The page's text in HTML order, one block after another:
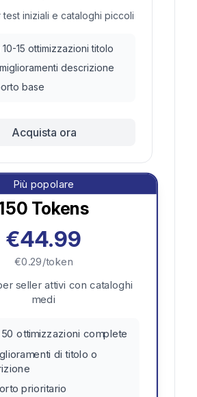
iniziali e cataloghi piccoli
10-15 ottimizzazioni titolo
descrizione
base
Acquista ora
Più popolare
Tokens
€44.99
€0.29/token
seller attivi con cataloghi
medi
ottimizzazioni complete
di titolo o
prioritario